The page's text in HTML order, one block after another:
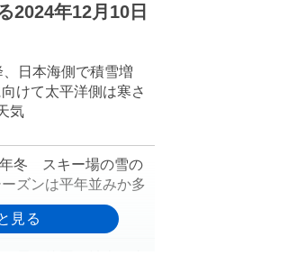
2024年12月10日
日本海側で積雪増
けて太平洋側は寒さ
気
冬 スキー場の雪の
ズンは平年並みか多